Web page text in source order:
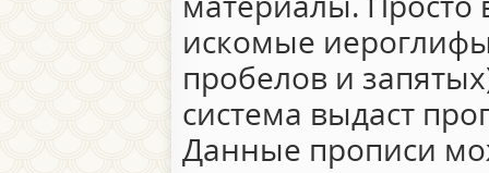
искомые
пробелов и
система выдаст
Данные прописи